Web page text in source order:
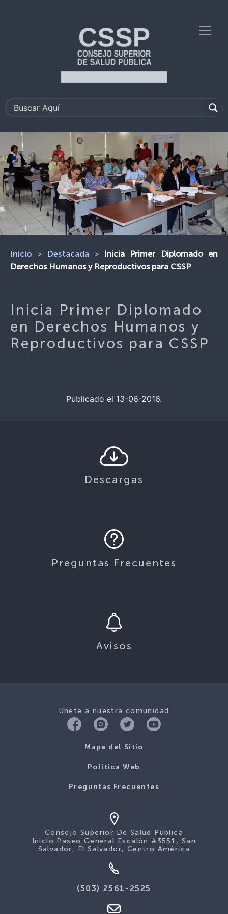
Inicio > Destacada > Inicia Primer Diplomado en
Derechos Humanos y Reproductivos para CSSP
Inicia Primer Diplomado
en Derechos Humanos y
Reproductivos para CSSP
Publicado el 13-06-2016.
Descargas
Preguntas Frecuentes
Avisos
Únete a nuestra comunidad
Mapa del Sitio
Politica Web
Preguntas Frecuentes
Consejo Superior De Salud Pública
Inicio Paseo General Escalón #3551, San
Salvador, El Salvador, Centro América
(503) 2561-2525